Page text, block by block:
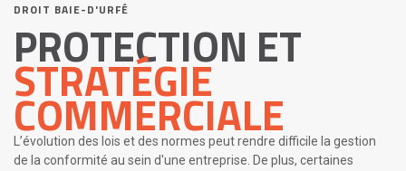
DROIT BAIE-D'URFÉ
PROTECTION ET
STRATÉGIE
COMMERCIALE
L’évolution des lois et des normes peut rendre difficile la gestion
de la conformité au sein d'une entreprise. De plus, certaines